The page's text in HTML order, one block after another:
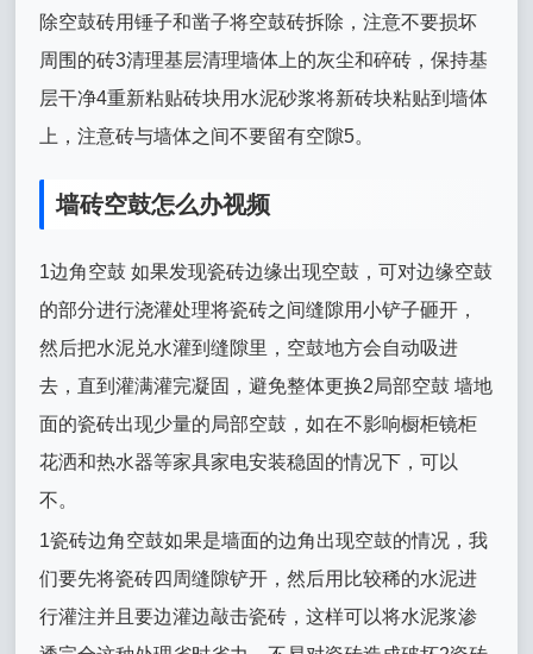
除空鼓砖用锤子和凿子将空鼓砖拆除，注意不要损坏
周围的砖3清理基层清理墙体上的灰尘和碎砖，保持基
层干净4重新粘贴砖块用水泥砂浆将新砖块粘贴到墙体
上，注意砖与墙体之间不要留有空隙5。
墙砖空鼓怎么办视频
1边角空鼓 如果发现瓷砖边缘出现空鼓，可对边缘空鼓
的部分进行浇灌处理将瓷砖之间缝隙用小铲子砸开，
然后把水泥兑水灌到缝隙里，空鼓地方会自动吸进
去，直到灌满灌完凝固，避免整体更换2局部空鼓 墙地
面的瓷砖出现少量的局部空鼓，如在不影响橱柜镜柜
花洒和热水器等家具家电安装稳固的情况下，可以
不。
1瓷砖边角空鼓如果是墙面的边角出现空鼓的情况，我
们要先将瓷砖四周缝隙铲开，然后用比较稀的水泥进
行灌注并且要边灌边敲击瓷砖，这样可以将水泥浆渗